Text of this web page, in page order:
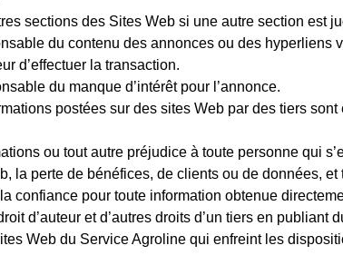
sections des Sites Web si une autre section est
du contenu des annonces ou des
d’effectuer la transaction.
du manque d’intérêt pour l’annonce.
postées sur des sites Web par des tiers
ou tout autre préjudice à toute personne qui
la perte de bénéfices, de clients ou de données, et
confiance pour toute information obtenue
d’auteur et d’autres droits d’un tiers en
Web du Service Agroline qui enfreint les